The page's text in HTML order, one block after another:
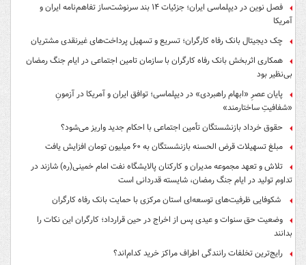
فصل نوین در دیپلماسی ایران؛ جزئیات ۱۴ بند سرنوشت‌ساز تفاهم‌نامه ایران و
آمریکا
چک دیجیتال بانک رفاه کارگران؛ تسریع و تسهیل پرداخت‌های غیرنقدی مشتریان
همکاری اثربخش بانک رفاه کارگران با سازمان تامین اجتماعی در ایام جنگ رمضان
بی‌نظیر بود
پایان عصرِ «ابهام راهبردی» در دیپلماسی؛ توافق ایران و آمریکا در آزمونِ
«شفافیتِ ساختارمند»
حقوق خرداد بازنشستگان تأمین اجتماعی با احکام جدید واریز می‌شود؟
مبلغ تسهیلات قرض الحسنه بازنشستگان به ۶۰ میلیون تومان افزایش یافت
تلاش و تعهد مجموعه مدیران و کارکنان پالایشگاه نفت امام خمینی(ره) شازند در
تداوم تولید در ایام جنگ رمضان، شایسته قدردانی است
شکوفایی ظرفیت‌های توسعه‌ای استان مرکزی با حمایت بانک رفاه کارگران
وضعیت حق سنوات و عیدی پس از اخراج در حین قرارداد؛ کارگران این نکات را
بدانند
رایج‌ترین تخلفات رانندگی اطراف مراکز خرید کدام‌اند؟